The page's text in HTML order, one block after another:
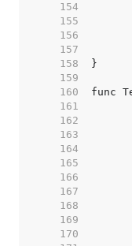
   154
   155
   156
   157
   158
   159
   160
   161
   162
   163
   164
   165
   166
   167
   168
   169
   170